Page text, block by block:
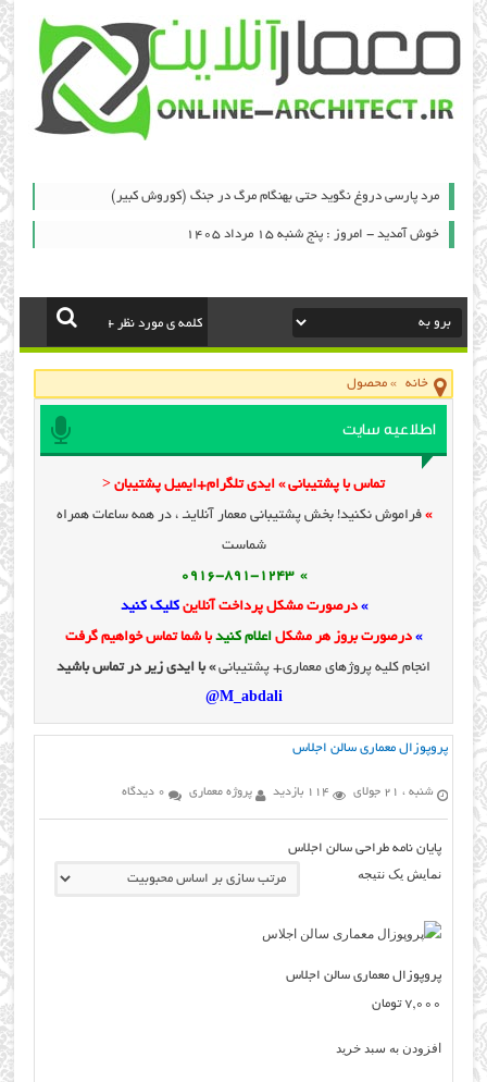
مرد پارسی دروغ نگوید حتی بهنگام مرگ در جنگ (کوروش کبیر)
خوش آمدید - امروز : پنج شنبه ۱۵ مرداد ۱۴۰۵
خانه »محصول
اطلاعیه سایت
تماس با پشتیبانی » ایدی تلگرام+ایمیل پشتیبان <
» فراموش نکنید! بخش پشتیبانی معمار آنلاینـ ، در همه ساعات همراه
شماست
» 0916-891-1243
» درصورت مشکل پرداخت آنلاینکلیک کنید
» درصورت بروز هر مشکل اعلام کنیدبا شما تماس خواهیم گرفت
انجام کلیه پروژهای معماری+ پشتیبانی» با ایدی زیر در تماس باشید
M_abdali@
پروپوزال معماری سالن اجلاس
شنبه ، 21 جولای 114 بازدید پروژه معماری 0 دیدگاه
پایان نامه طراحی سالن اجلاس
نمایش یک نتیجه
پروپوزال معماری سالن اجلاس
7,000 تومان
افزودن به سبد خرید